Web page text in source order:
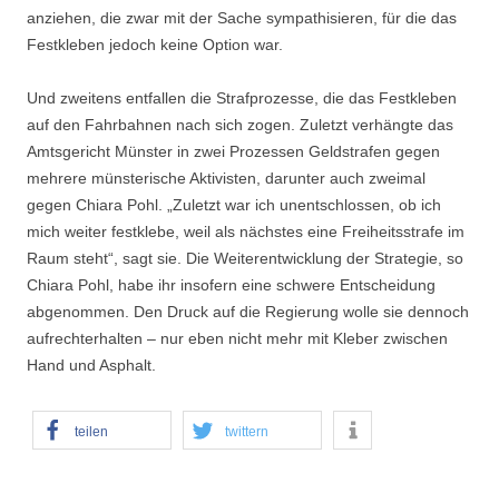
anziehen, die zwar mit der Sache sympathisieren, für die das
Festkleben jedoch keine Option war.
Und zweitens entfallen die Strafprozesse, die das Festkleben
auf den Fahrbahnen nach sich zogen. Zuletzt verhängte das
Amtsgericht Münster in zwei Prozessen Geldstrafen gegen
mehrere münsterische Aktivisten, darunter auch zweimal
gegen Chiara Pohl. „Zuletzt war ich unentschlossen, ob ich
mich weiter festklebe, weil als nächstes eine Freiheitsstrafe im
Raum steht“, sagt sie. Die Weiterentwicklung der Strategie, so
Chiara Pohl, habe ihr insofern eine schwere Entscheidung
abgenommen. Den Druck auf die Regierung wolle sie dennoch
aufrechterhalten – nur eben nicht mehr mit Kleber zwischen
Hand und Asphalt.
teilen twittern